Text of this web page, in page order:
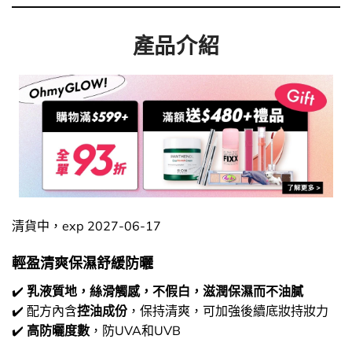
產品介紹
清貨中，exp 2027-06-17
輕盈清爽保濕舒緩防曬
✔️ 乳液質地，絲滑觸感，不假白，滋潤保濕而不油膩
✔️ 配方內含控油成份 ，保持清爽，可加強後續底妝持妝力
✔️ 高防曬度數 ，防UVA和UVB